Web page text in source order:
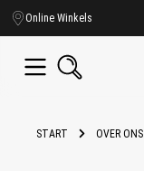
Online Winkels
START OVER ONS